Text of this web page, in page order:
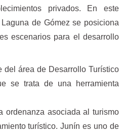
privados. En este
de Gómez se posiciona
escenarios para el desarrollo
del área de Desarrollo Turístico
se trata de una herramienta
ordenanza asociada al turismo
turístico. Junín es uno de